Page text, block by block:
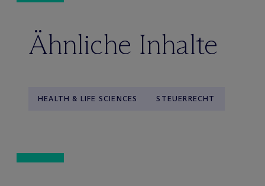
Ähnliche Inhalte
HEALTH & LIFE SCIENCES STEUERRECHT